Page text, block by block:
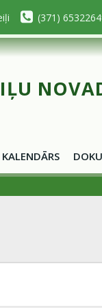
(371)
KALENDĀRS